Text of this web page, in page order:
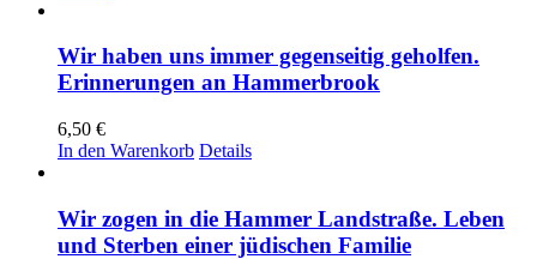
Wir haben uns immer gegenseitig geholfen.
Erinnerungen an Hammerbrook
6,50 €
In den Warenkorb Details
Wir zogen in die Hammer Landstraße. Leben
und Sterben einer jüdischen Familie